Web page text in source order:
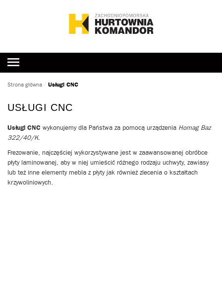
Strona główna ⁄ Usługi CNC
USŁUGI CNC
Usługi CNC wykonujemy dla Państwa za pomocą urządzenia Homag Baz
322/40/K.
Frezowanie, najczęściej wykorzystywane jest w zaawansowanej obróbce
płyty laminowanej, aby w niej umieścić różnego rodzaju uchwyty, zawiasy
lub też inne elementy mebla z płyty jak również zlecenia o kształtach
krzywoliniowych.